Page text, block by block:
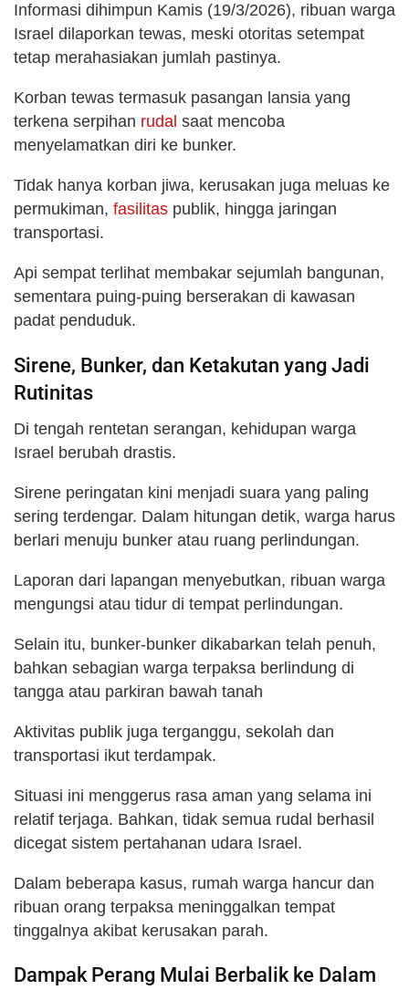
Informasi dihimpun Kamis (19/3/2026), ribuan warga
Israel dilaporkan tewas, meski otoritas setempat
tetap merahasiakan jumlah pastinya.
Korban tewas termasuk pasangan lansia yang
terkena serpihan rudal saat mencoba
menyelamatkan diri ke bunker.
Tidak hanya korban jiwa, kerusakan juga meluas ke
permukiman, fasilitas publik, hingga jaringan
transportasi.
Api sempat terlihat membakar sejumlah bangunan,
sementara puing-puing berserakan di kawasan
padat penduduk.
Sirene, Bunker, dan Ketakutan yang Jadi
Rutinitas
Di tengah rentetan serangan, kehidupan warga
Israel berubah drastis.
Sirene peringatan kini menjadi suara yang paling
sering terdengar. Dalam hitungan detik, warga harus
berlari menuju bunker atau ruang perlindungan.
Laporan dari lapangan menyebutkan, ribuan warga
mengungsi atau tidur di tempat perlindungan.
Selain itu, bunker-bunker dikabarkan telah penuh,
bahkan sebagian warga terpaksa berlindung di
tangga atau parkiran bawah tanah
Aktivitas publik juga terganggu, sekolah dan
transportasi ikut terdampak.
Situasi ini menggerus rasa aman yang selama ini
relatif terjaga. Bahkan, tidak semua rudal berhasil
dicegat sistem pertahanan udara Israel.
Dalam beberapa kasus, rumah warga hancur dan
ribuan orang terpaksa meninggalkan tempat
tinggalnya akibat kerusakan parah.
Dampak Perang Mulai Berbalik ke Dalam